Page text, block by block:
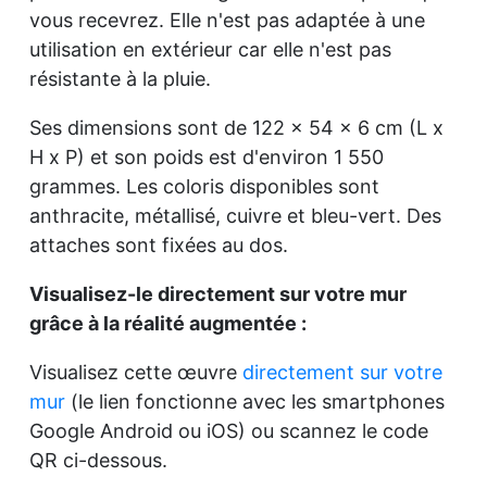
vous recevrez. Elle n'est pas adaptée à une
utilisation en extérieur car elle n'est pas
résistante à la pluie.
Ses dimensions sont de 122 x 54 x 6 cm (L x
H x P) et son poids est d'environ 1 550
grammes. Les coloris disponibles sont
anthracite, métallisé, cuivre et bleu-vert. Des
attaches sont fixées au dos.
Visualisez-le directement sur votre mur
grâce à la réalité augmentée :
Visualisez cette œuvre directement sur votre
mur (le lien fonctionne avec les smartphones
Google Android ou iOS) ou scannez le code
QR ci-dessous.